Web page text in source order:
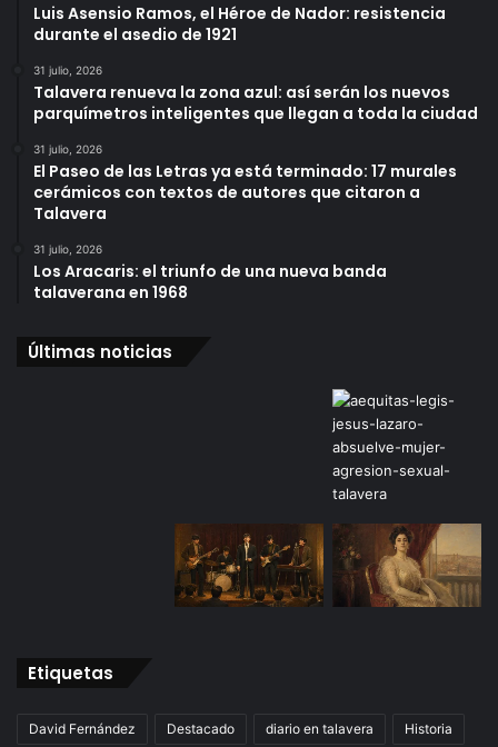
Luis Asensio Ramos, el Héroe de Nador: resistencia
durante el asedio de 1921
31 julio, 2026
Talavera renueva la zona azul: así serán los nuevos
parquímetros inteligentes que llegan a toda la ciudad
31 julio, 2026
El Paseo de las Letras ya está terminado: 17 murales
cerámicos con textos de autores que citaron a
Talavera
31 julio, 2026
Los Aracaris: el triunfo de una nueva banda
talaverana en 1968
Últimas noticias
Etiquetas
David Fernández Destacado diario en talavera Historia